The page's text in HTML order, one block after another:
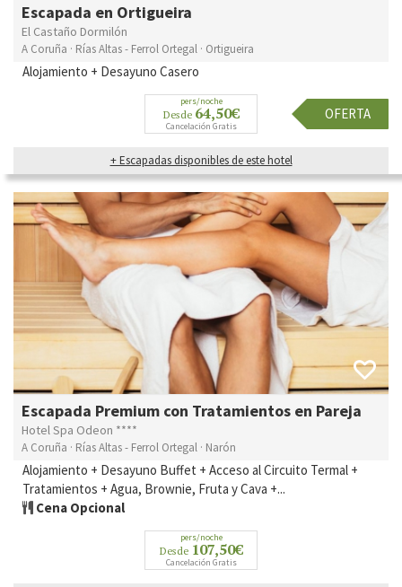
Escapada en Ortigueira
El Castaño Dormilón
A Coruña · Rías Altas - Ferrol Ortegal · Ortigueira
Alojamiento + Desayuno Casero
pers/noche
Desde 64,50€
Cancelación Gratis
OFERTA
+ Escapadas disponibles de este hotel
Escapada Premium con Tratamientos en Pareja
Hotel Spa Odeon ****
A Coruña · Rías Altas - Ferrol Ortegal · Narón
Alojamiento + Desayuno Buffet + Acceso al Circuito Termal +
Tratamientos + Agua, Brownie, Fruta y Cava +...
Cena Opcional
pers/noche
Desde 107,50€
Cancelación Gratis